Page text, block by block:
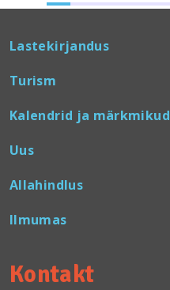
Lastekirjandus
Turism
Kalendrid ja märkmikud
Uus
Allahindlus
Ilmumas
Kontakt